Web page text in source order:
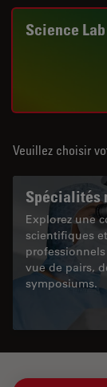
Science Lab
Veuillez choisir
Spécialités
Explorez une
scientifiques
vue de pairs,
symposiums.